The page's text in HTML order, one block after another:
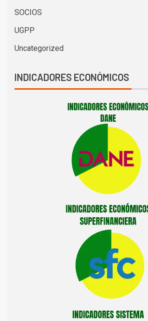
SOCIOS
UGPP
Uncategorized
INDICADORES ECONÓMICOS